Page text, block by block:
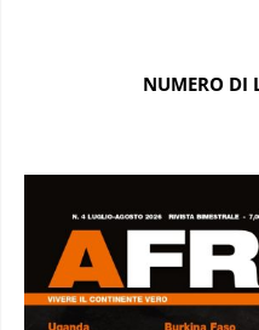
NUMERO DI